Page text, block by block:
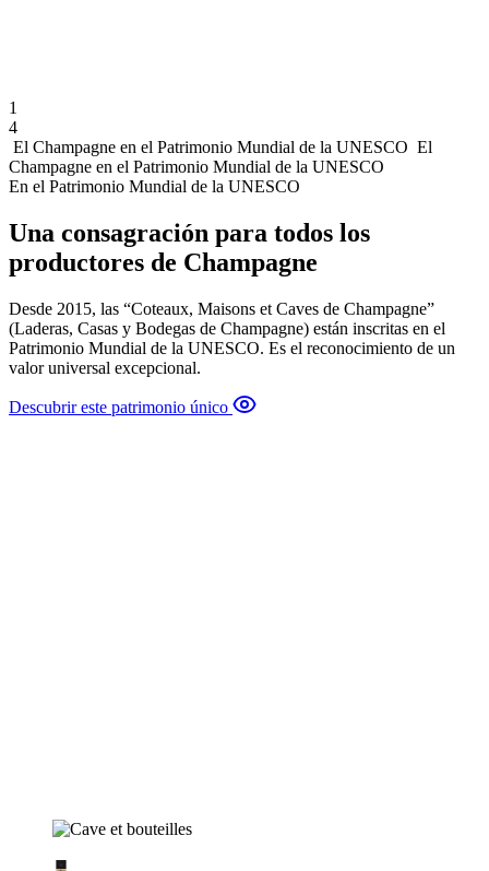
1
4
El Champagne en el Patrimonio Mundial de la UNESCO El
Champagne en el Patrimonio Mundial de la UNESCO
En el Patrimonio Mundial de la UNESCO
Una consagración para todos los
productores de Champagne
Desde 2015, las “Coteaux, Maisons et Caves de Champagne”
(Laderas, Casas y Bodegas de Champagne) están inscritas en el
Patrimonio Mundial de la UNESCO. Es el reconocimiento de un
valor universal excepcional.
Descubrir este patrimonio único